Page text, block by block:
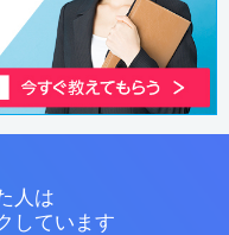
人は
しています